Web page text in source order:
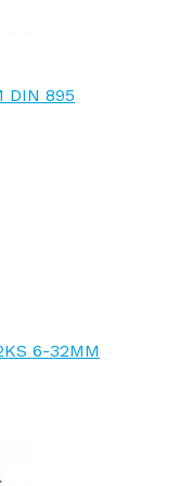
DIN 895
6-32MM